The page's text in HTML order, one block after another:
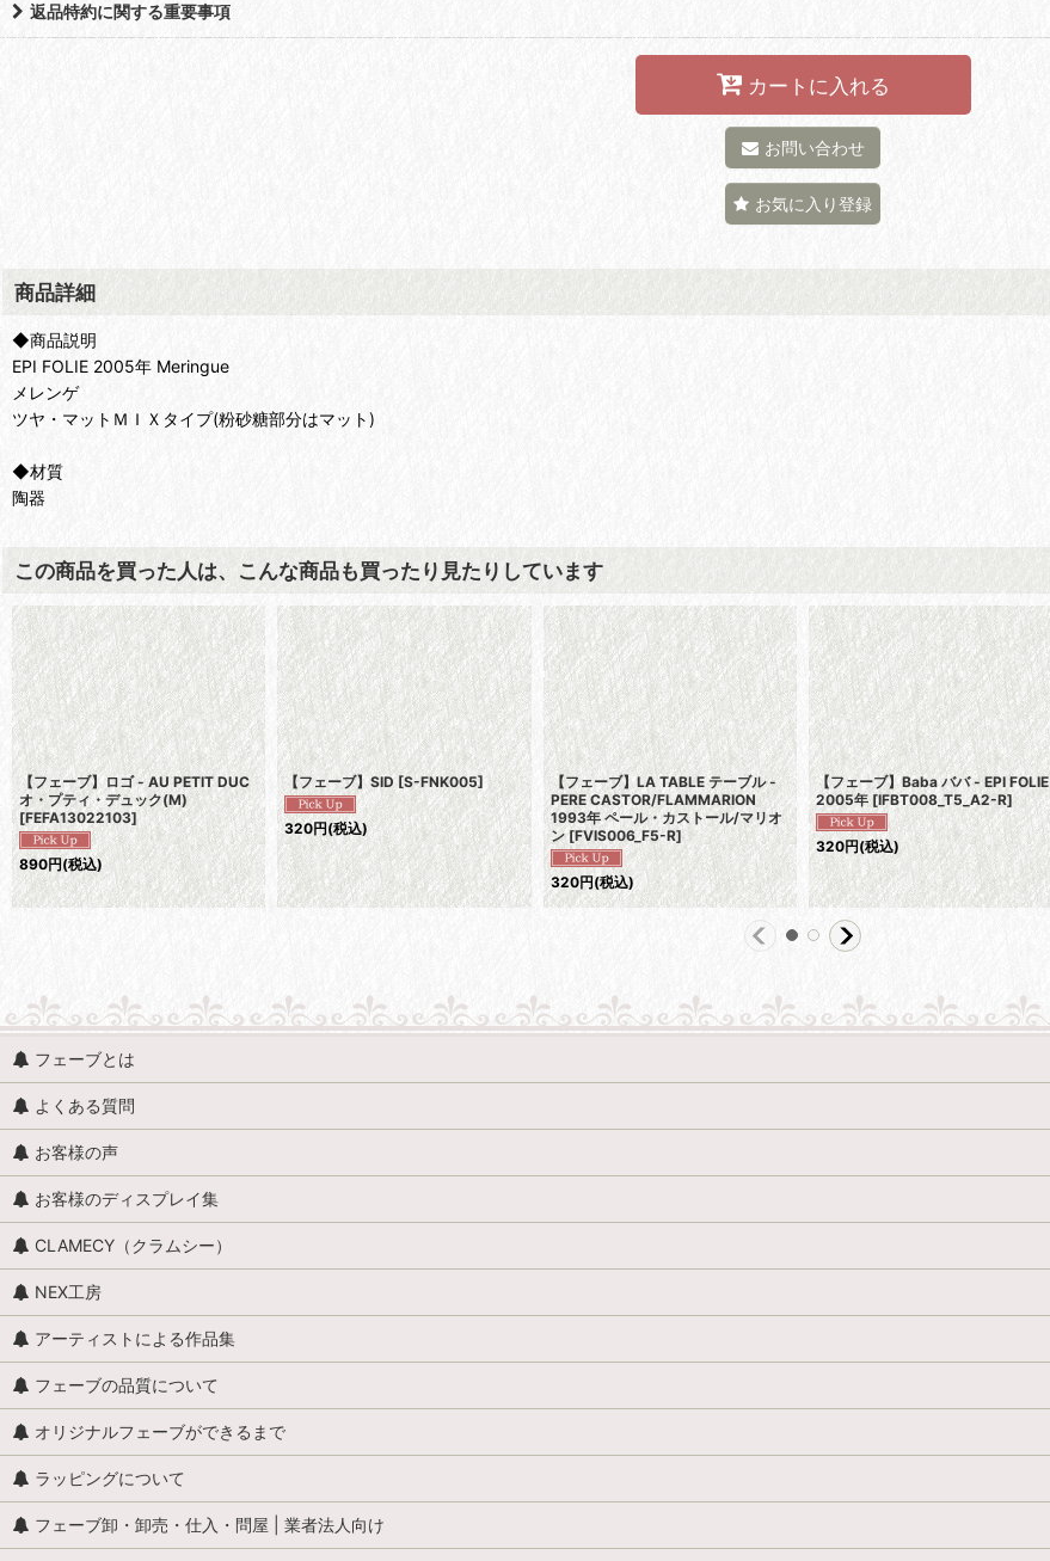
返品特約に関する重要事項
カートに入れる
お問い合わせ
お気に入り登録
商品詳細
◆商品説明
EPI FOLIE 2005年 Meringue
メレンゲ
ツヤ・マットＭＩＸタイプ(粉砂糖部分はマット)
◆材質
陶器
この商品を買った人は、こんな商品も買ったり見たりしています
【フェーブ】ロゴ - AU PETIT DUC
オ・プティ・デュック(M)
[FEFA13022103]
890円(税込)
【フェーブ】SID [S-FNK005]
320円(税込)
【フェーブ】LA TABLE テーブル -
PERE CASTOR/FLAMMARION
1993年 ペール・カストール/マリオ
ン [FVIS006_F5-R]
320円(税込)
【フェーブ】Baba ババ - EPI FOLIE
2005年 [IFBT008_T5_A2-R]
320円(税込)
フェーブとは
よくある質問
お客様の声
お客様のディスプレイ集
CLAMECY（クラムシー）
NEX工房
アーティストによる作品集
フェーブの品質について
オリジナルフェーブができるまで
ラッピングについて
フェーブ卸・卸売・仕入・問屋 | 業者法人向け